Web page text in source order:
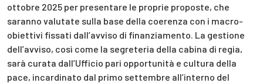
ottobre 2025 per presentare le proprie proposte, che
saranno valutate sulla base della coerenza con i macro-
obiettivi fissati dall’avviso di finanziamento. La gestione
dell’avviso, così come la segreteria della cabina di regia,
sarà curata dall’Ufficio pari opportunità e cultura della
pace, incardinato dal primo settembre all’interno del